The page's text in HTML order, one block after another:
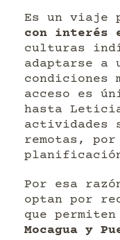
Es un viaje
con interés
culturas
adaptarse
condiciones
acceso es
hasta
actividades
remotas,
Por esa
optan por
que
Mocagua y